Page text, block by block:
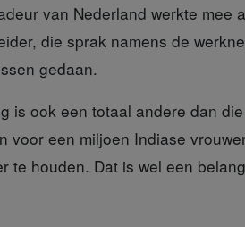
van Nederland werkte mee
die sprak namens de
gedaan.
is ook een totaal andere dan
voor een miljoen Indiase
te houden. Dat is wel een